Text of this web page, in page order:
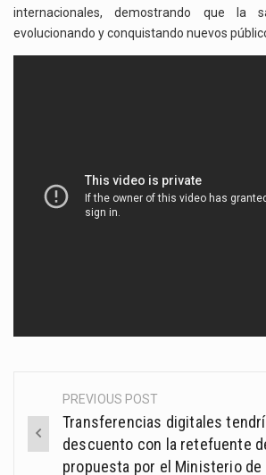
internacionales, demostrando que la
evolucionando y conquistando nuevos
Post
navigation
PREVIOUS POST
Transferencias digitales
descuento con la retefuente
propuesta por el Ministerio de